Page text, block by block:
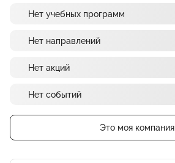
Нет учебных программ
Нет направлений
Нет акций
Нет событий
Это моя компания